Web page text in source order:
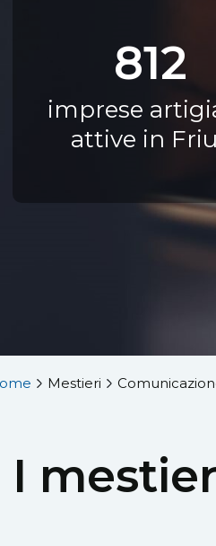
812
imprese
attive in
Mestieri
I